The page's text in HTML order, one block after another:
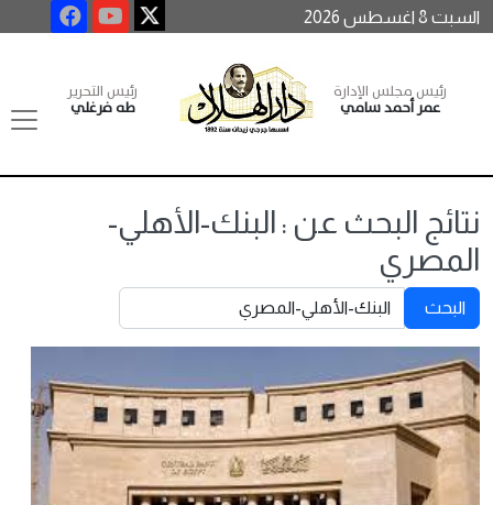
السبت 8 اغسطس 2026
رئيس مجلس الإدارة
عمر أحمد سامي
رئيس التحرير
طه فرغلي
نتائج البحث عن : البنك-الأهلي-
المصري